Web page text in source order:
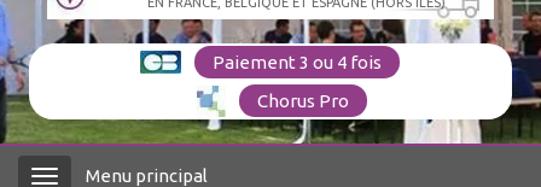
Paiement 3 ou 4 fois
Chorus Pro
Menu Menu principal